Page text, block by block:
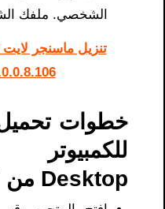
الشخصي. ملفك
329.0.0.8.106
خطوات
Desktop من المحاكي: